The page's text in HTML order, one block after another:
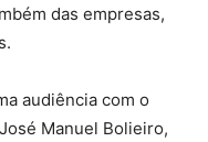
das empresas,
audiência com o
Manuel Bolieiro,